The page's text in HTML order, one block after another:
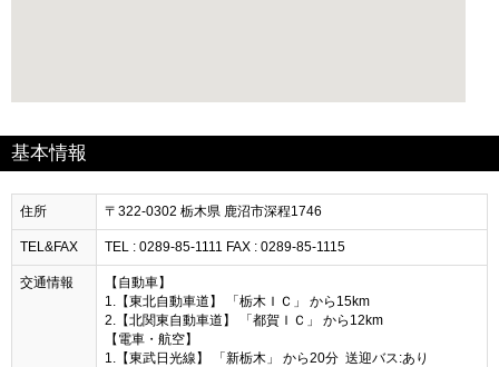
基本情報
住所 〒322-0302 栃木県 鹿沼市深程1746
TEL&FAX TEL : 0289-85-1111 FAX : 0289-85-1115
交通情報
【自動車】
1.【東北自動車道】 「栃木ＩＣ」 から15km
2.【北関東自動車道】 「都賀ＩＣ」 から12km
【電車・航空】
1.【東武日光線】 「新栃木」 から20分 送迎バス:あり